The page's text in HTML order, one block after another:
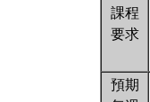
課程
要求
預期